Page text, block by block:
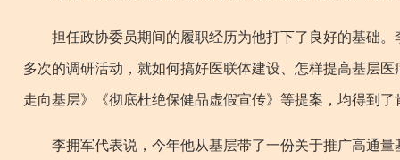
担任政协委员期间的履职经历为他打下了良好的基础。
多次的调研活动，就如何搞好医联体建设、怎样提高基层
走向基层》《彻底杜绝保健品虚假宣传》等提案，均得到了
李拥军代表说，今年他从基层带了一份关于推广高通量